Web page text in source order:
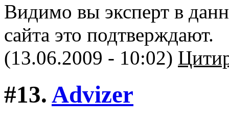
Видимо вы эксперт в
сайта это подтверждают.
(13.06.2009 - 10:02)
#13. Advizer